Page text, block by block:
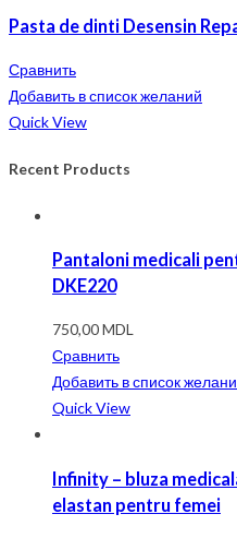
Pasta de dinti Desensin
Сравнить
Добавить в список желаний
Quick View
Recent Products
Pantaloni medicali
DKE220
750,00MDL
Сравнить
Добавить в список
Quick View
Infinity – bluza
elastan pentru femei